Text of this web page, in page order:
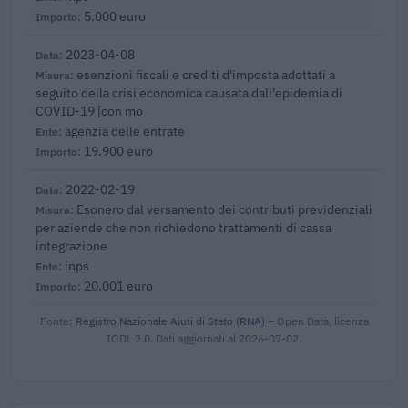
5.000 euro
2023-04-08
esenzioni fiscali e crediti d'imposta adottati a
seguito della crisi economica causata dall'epidemia di
COVID-19 [con mo
agenzia delle entrate
19.900 euro
2022-02-19
Esonero dal versamento dei contributi previdenziali
per aziende che non richiedono trattamenti di cassa
integrazione
inps
20.001 euro
Fonte: Registro Nazionale Aiuti di Stato (RNA) – Open Data, licenza
IODL 2.0. Dati aggiornati al 2026-07-02.